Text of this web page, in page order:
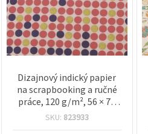
Dizajnový indický papier
na scrapbooking a ručné
práce, 120 g/m², 56 × 76
cm, farby: zlatá, ružová,
SKU: 823933